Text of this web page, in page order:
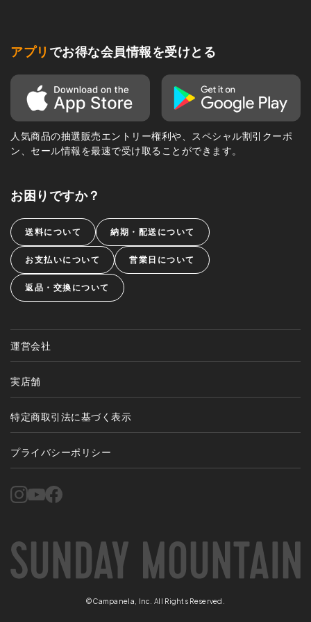
アプリ でお得な会員情報を受けとる
人気商品の抽選販売エントリー権利や、スペシャル割引クーポ
ン、セール情報を最速で受け取ることができます。
お困りですか？
送料について 納期・配送について
お支払いについて 営業日について
返品・交換について
運営会社
実店舗
特定商取引法に基づく表示
プライバシーポリシー
©Campanela, Inc. All Rights Reserved.